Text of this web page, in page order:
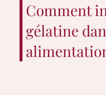
Comment
gélatine